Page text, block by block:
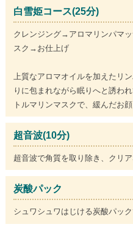
白雪姫コース(25分)
クレンジング→アロマリンパマ
スク→お仕上げ
上質なアロマオイルを加えたリ
りに包まれながら眠りへと誘わ
トルマリンマスクで、緩んだお
超音波(10分)
超音波で角質を取り除き、クリア
炭酸パック
シュワシュワはじける炭酸パッ